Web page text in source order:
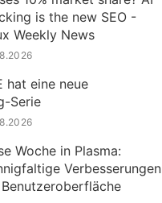
is the new SEO -
Weekly News
hat eine neue
Serie
Woche in Plasma:
Verbesserungen